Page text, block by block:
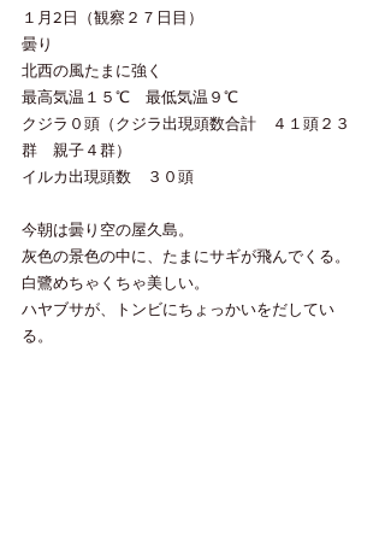
１月2日（観察２７日目）
曇り
北西の風たまに強く
最高気温１５℃　最低気温９℃
クジラ０頭（クジラ出現頭数合計　４１頭２３
群　親子４群）
イルカ出現頭数　３０頭
今朝は曇り空の屋久島。
灰色の景色の中に、たまにサギが飛んでくる。
白鷺めちゃくちゃ美しい。
ハヤブサが、トンビにちょっかいをだしてい
る。